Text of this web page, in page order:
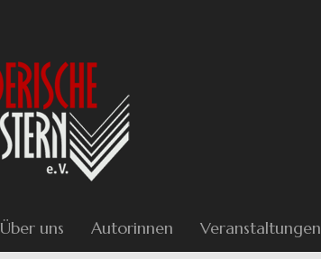
Über uns Autorinnen Veranstaltungen